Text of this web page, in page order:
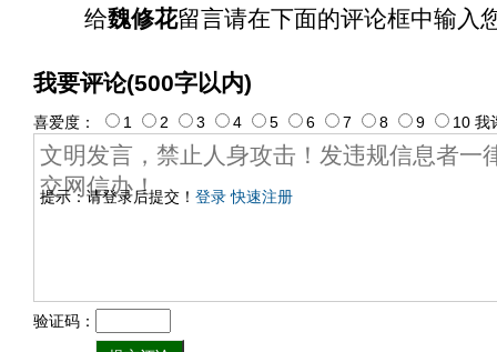
给魏修花留言请在下面的评论框中输入
我要评论(500字以内)
提示：请登录后提交！ 登录 快速注册
喜爱度： 1 2 3 4 5 6 7 8 9 10 我
验证码：